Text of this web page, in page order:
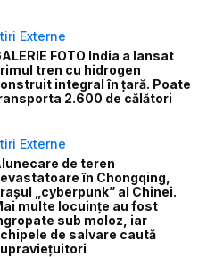
Externe
FOTO India a lansat
tren cu hidrogen
integral în țară. Poate
2.600 de călători
Externe
de teren
în Chongqing,
„cyberpunk” al Chinei.
multe locuințe au fost
sub moloz, iar
de salvare caută